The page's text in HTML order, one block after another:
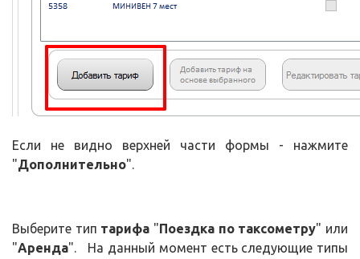
Если не видно верхней части формы - нажмите
"Дополнительно".
Выберите тип тарифа "Поездка по таксометру" или
"Аренда". На данный момент есть следующие типы